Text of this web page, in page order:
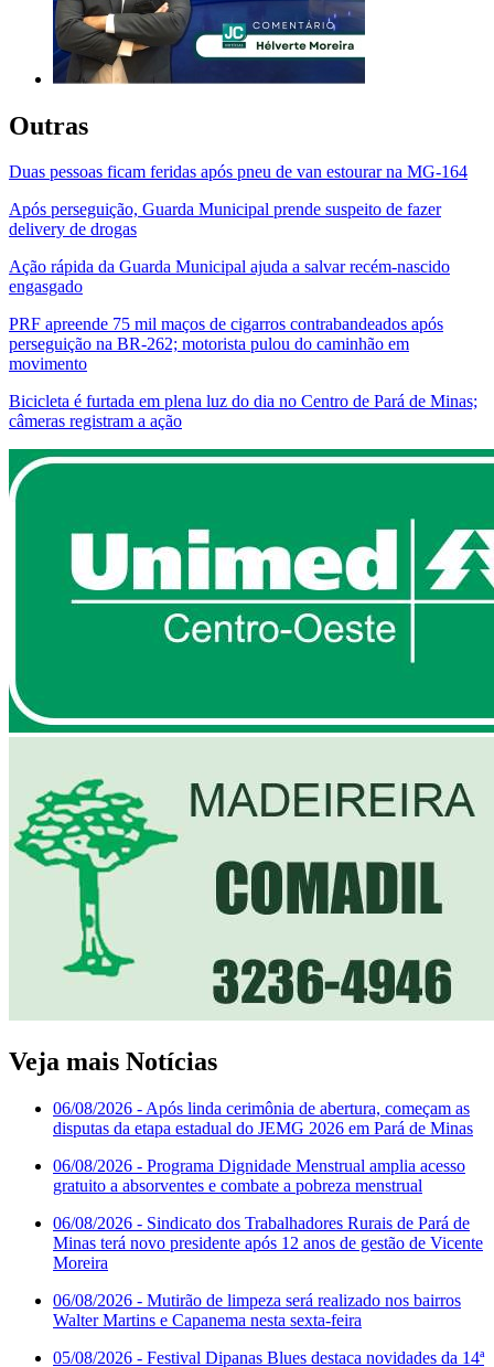
Outras
Duas pessoas ficam feridas após pneu de van estourar na MG-164
Após perseguição, Guarda Municipal prende suspeito de fazer
delivery de drogas
Ação rápida da Guarda Municipal ajuda a salvar recém-nascido
engasgado
PRF apreende 75 mil maços de cigarros contrabandeados após
perseguição na BR-262; motorista pulou do caminhão em
movimento
Bicicleta é furtada em plena luz do dia no Centro de Pará de Minas;
câmeras registram a ação
Veja mais Notícias
06/08/2026 - Após linda cerimônia de abertura, começam as
disputas da etapa estadual do JEMG 2026 em Pará de Minas
06/08/2026 - Programa Dignidade Menstrual amplia acesso
gratuito a absorventes e combate a pobreza menstrual
06/08/2026 - Sindicato dos Trabalhadores Rurais de Pará de
Minas terá novo presidente após 12 anos de gestão de Vicente
Moreira
06/08/2026 - Mutirão de limpeza será realizado nos bairros
Walter Martins e Capanema nesta sexta-feira
05/08/2026 - Festival Dipanas Blues destaca novidades da 14ª